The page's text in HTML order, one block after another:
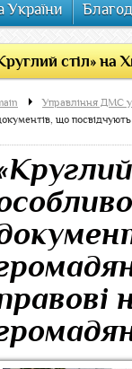
України
стіл» на
Управління ДМС у
що